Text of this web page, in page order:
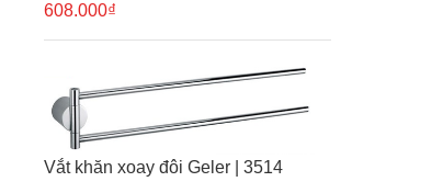
608.000₫
Vắt khăn xoay đôi Geler | 3514